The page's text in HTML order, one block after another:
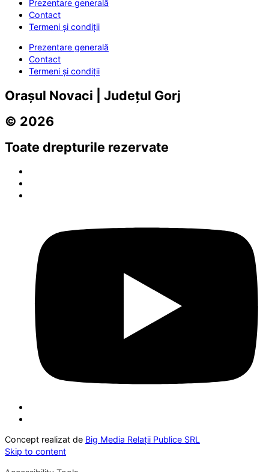
Prezentare generală
Contact
Termeni și condiții
Prezentare generală
Contact
Termeni și condiții
Orașul Novaci | Județul Gorj
© 2026
Toate drepturile rezervate
Concept realizat de Big Media Relații Publice SRL
Skip to content